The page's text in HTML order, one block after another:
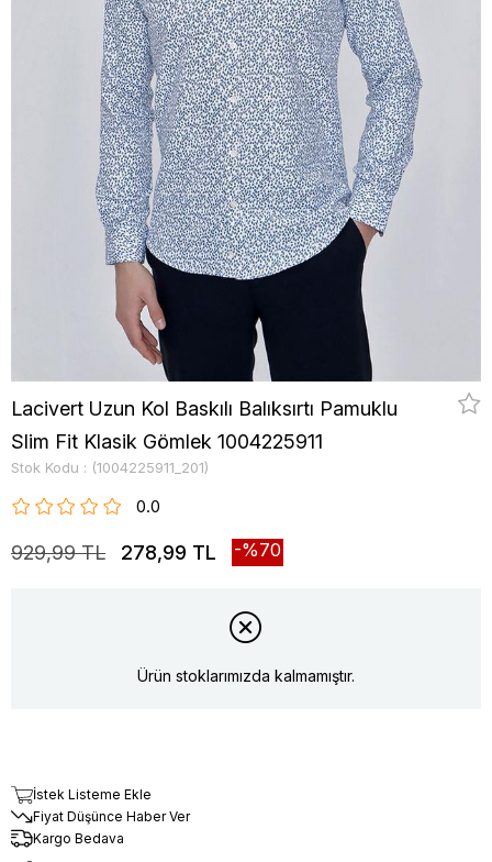
Lacivert Uzun Kol Baskılı Balıksırtı Pamuklu
Slim Fit Klasik Gömlek 1004225911
Stok Kodu (1004225911_201)
0.0
929,99 TL 278,99 TL 70
Ürün stoklarımızda kalmamıştır.
İstek Listeme Ekle
Fiyat Düşünce Haber Ver
Kargo Bedava